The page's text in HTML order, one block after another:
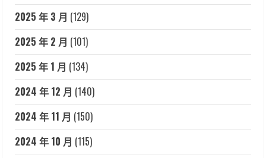
2025 年 3 月 (129)
2025 年 2 月 (101)
2025 年 1 月 (134)
2024 年 12 月 (140)
2024 年 11 月 (150)
2024 年 10 月 (115)